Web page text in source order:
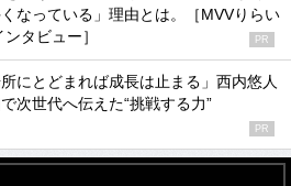
なっている」理由とは。［MVVりらい
タビュー］
PR
所にとどまれば成長は止まる」西内悠人
次世代へ伝えた“挑戦する力”
PR